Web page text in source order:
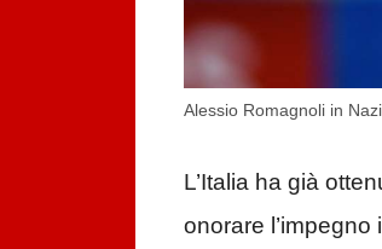
Alessio Romagnoli in
L’Italia ha già
onorare